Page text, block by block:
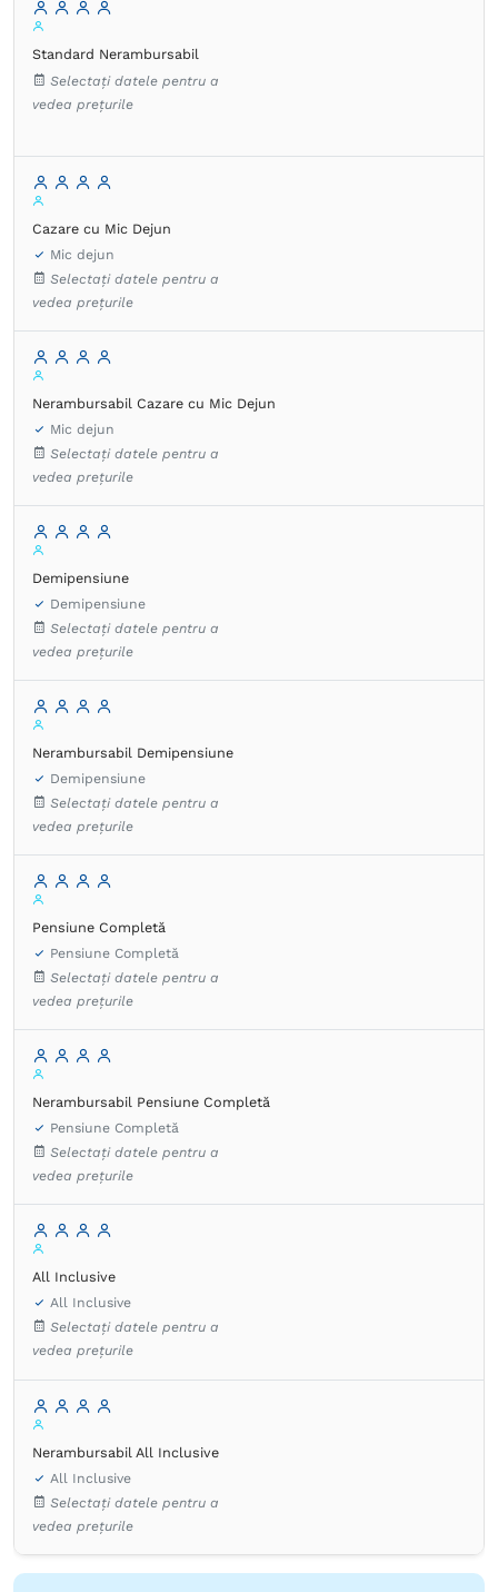
Standard Nerambursabil
Selectați datele pentru a
vedea prețurile
Cazare cu Mic Dejun
Mic dejun
Selectați datele pentru a
vedea prețurile
Nerambursabil Cazare cu Mic Dejun
Mic dejun
Selectați datele pentru a
vedea prețurile
Demipensiune
Demipensiune
Selectați datele pentru a
vedea prețurile
Nerambursabil Demipensiune
Demipensiune
Selectați datele pentru a
vedea prețurile
Pensiune Completă
Pensiune Completă
Selectați datele pentru a
vedea prețurile
Nerambursabil Pensiune Completă
Pensiune Completă
Selectați datele pentru a
vedea prețurile
All Inclusive
All Inclusive
Selectați datele pentru a
vedea prețurile
Nerambursabil All Inclusive
All Inclusive
Selectați datele pentru a
vedea prețurile